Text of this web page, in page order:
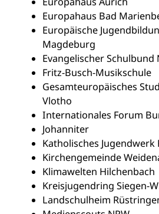
Europahaus Bad
Europäische
Magdeburg
Evangelischer Schulbund
Fritz-Busch-Musikschule
Gesamteuropäisches
Vlotho
Internationales Forum
Johanniter
Katholisches Jugendwerk
Kirchengemeinde
Klimawelten Hilchenbach
Kreisjugendring Siegen-
Landschulheim